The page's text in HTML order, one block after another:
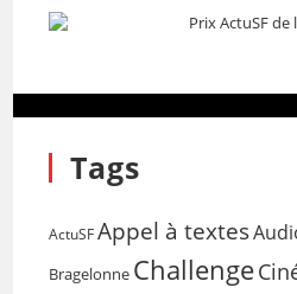
Tags
ActuSF Appel à textes
Bragelonne Challenge